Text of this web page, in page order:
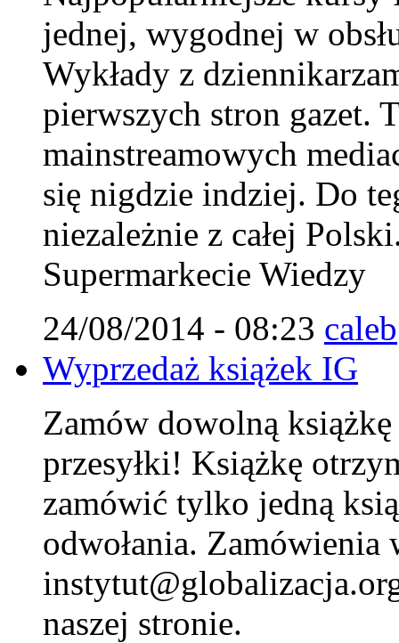
jednej, wygodnej w
Wykłady z
pierwszych stron gazet.
mainstreamowych
się nigdzie indziej. Do
niezależnie z całej
Supermarkecie Wiedzy
24/08/2014 - 08:23 caleb
Wyprzedaż książek IG
Zamów dowolną
przesyłki! Książkę
zamówić tylko jedną
odwołania. Zamówienia
naszej stronie.